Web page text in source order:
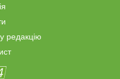
встановлювати
попередження: за що
році
редакцію